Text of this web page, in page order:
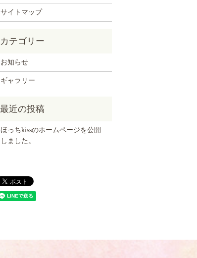
サイトマップ
お知らせ
ギャラリー
ほっちkissのホームページを公開
しました。